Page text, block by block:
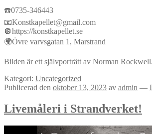
☎️0735-346443
📧Konstkapellet@gmail.com
🪩https://konstkapellet.se
🌍Övre varvsgatan 1, Marstrand
Bilden är ett självporträtt av Norman Rockwell.
Kategori: Uncategorized
Publicerad den oktober 13, 2023 av admin —
Livemåleri i Strandverket!